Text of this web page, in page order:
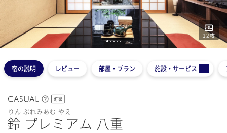
12枚
12345
宿の説明 レビュー 部屋・プラン 施設・サービス
町家
りん ぷれみあむ やえ
鈴 プレミアム 八重